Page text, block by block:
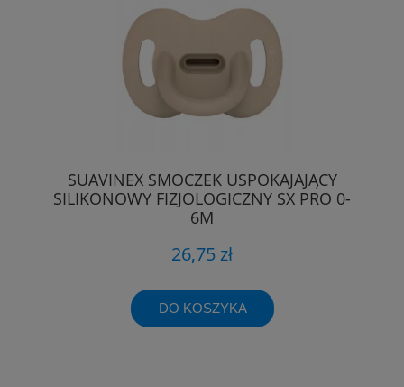
SUAVINEX SMOCZEK USPOKAJAJĄCY
SILIKONOWY FIZJOLOGICZNY SX PRO 0-
6M
26,75 zł
DO KOSZYKA